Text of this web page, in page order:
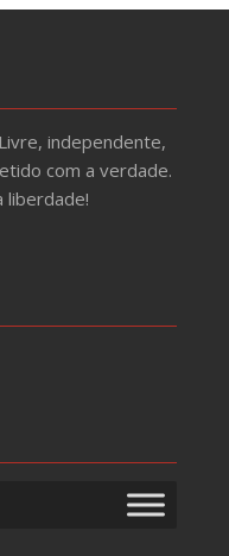
independente,
com a verdade.
liberdade!